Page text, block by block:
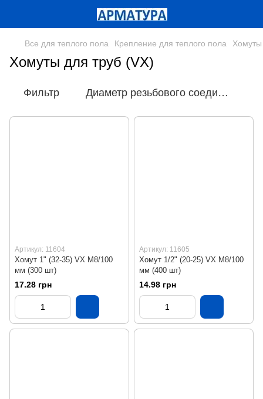
Все для теплого пола Крепление для теплого пола Хомуты
Хомуты для труб (VX)
Фильтр Диаметр резьбового соединения
Артикул: 11604
Хомут 1" (32-35) VX М8/100
мм (300 шт)
17.28 грн
Артикул: 11605
Хомут 1/2" (20-25) VX М8/100
мм (400 шт)
14.98 грн